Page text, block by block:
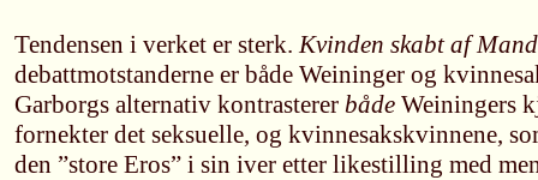
Tendensen i verket er sterk.Kvinden skabt af
debattmotstanderne er både Weininger og
Garborgs alternativ kontrasterer både Weiningers
fornekter det seksuelle, og kvinnesakskvinnene,
den ”store Eros” i sin iver etter likestilling med